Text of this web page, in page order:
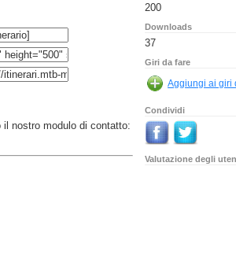
nostro modulo di contatto:
200
Downloads
37
Giri da fare
Condividi
Valutazione degli